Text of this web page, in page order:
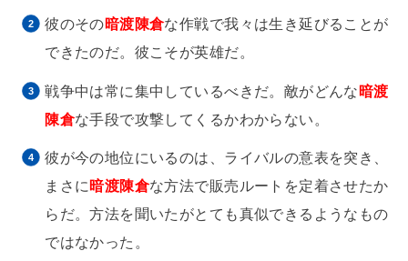
彼のその暗渡陳倉な作戦で我々は生き延びることが
できたのだ。彼こそが英雄だ。
戦争中は常に集中しているべきだ。敵がどんな暗渡
陳倉な手段で攻撃してくるかわからない。
彼が今の地位にいるのは、ライバルの意表を突き、
まさに 暗渡陳倉な方法で販売ルートを定着させたか
らだ。方法を聞いたがとても真似できるようなもの
ではなかった。